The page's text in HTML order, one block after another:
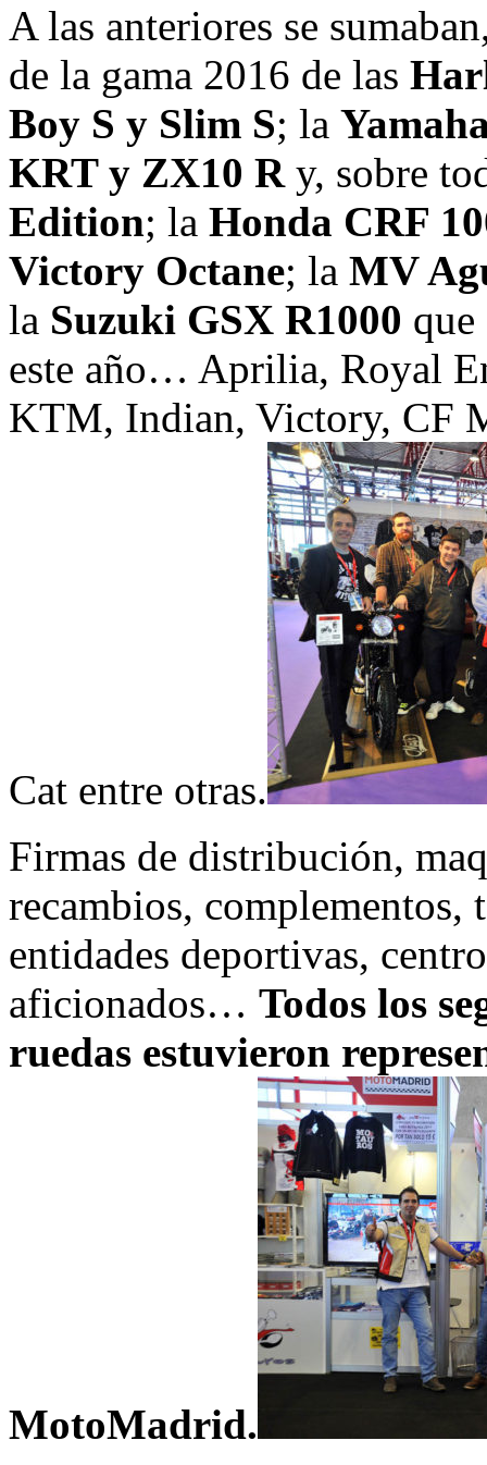
A las anteriores se
de la gama 2016 de las
Boy S y Slim S; la
KRT y ZX10 Ry, sobre
Edition; la Honda CRF
Victory Octane; la MV
la Suzuki GSX R1000
este año… Aprilia, Royal
KTM, Indian, Victory, CF
Cat entre otras.
Firmas de distribución,
recambios,
entidades deportivas,
aficionados… Todos los
ruedas estuvieron
MotoMadrid.